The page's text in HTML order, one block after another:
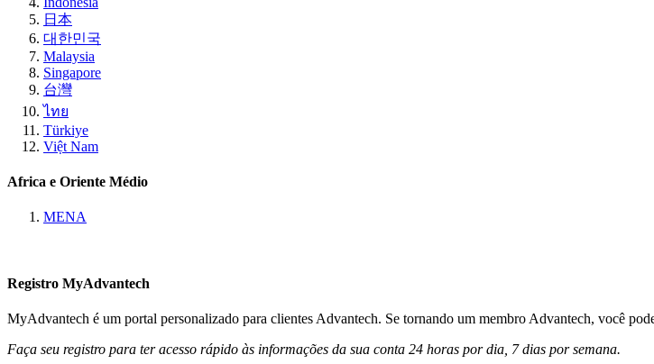
日本
대한민국
Malaysia
Singapore
台灣
ไทย
Türkiye
Việt Nam
Africa e Oriente Médio
MENA
Registro MyAdvantech
MyAdvantech é um portal personalizado para clientes Advantech. Se tornando um membro Advantech, você
Faça seu registro para ter acesso rápido às informações da sua conta 24 horas por dia, 7 dias por semana.